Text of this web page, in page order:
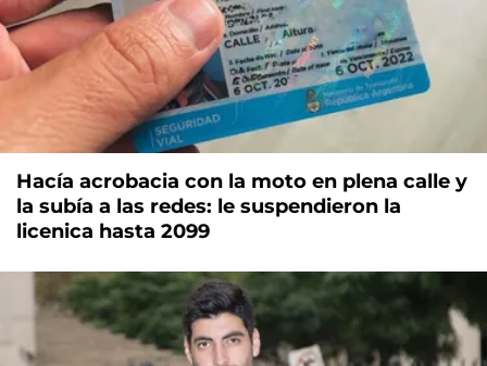
Hacía acrobacia con la moto en plena calle y
la subía a las redes: le suspendieron la
licenica hasta 2099